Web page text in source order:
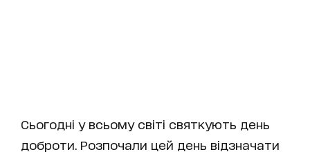
Сьогодні у всьому світі святкують день
доброти. Розпочали цей день відзначати